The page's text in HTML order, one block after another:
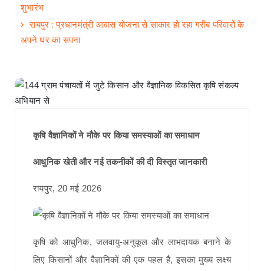
शुभारंभ
रायपुर : प्रधानमंत्री आवास योजना से साकार हो रहा गरीब परिवारों के
अपने घर का सपना
कृषि वैज्ञानिकों ने मौके पर किया समस्याओं का समाधान
आधुनिक खेती और नई तकनीकों की दी विस्तृत जानकारी
रायपुर, 20 मई 2026
कृषि को आधुनिक, जलवायु-अनुकूल और लाभदायक बनाने के
लिए किसानों और वैज्ञानिकों की एक पहल है, इसका मुख्य लक्ष्य